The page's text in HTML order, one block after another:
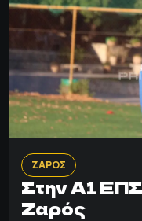
ΖΑΡΟΣ
Στην Α1
Ζαρός